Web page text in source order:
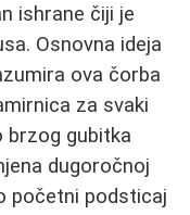
ishrane čiji je
Osnovna ideja
ova čorba
za svaki
brzog gubitka
dugoročnoj
početni podsticaj